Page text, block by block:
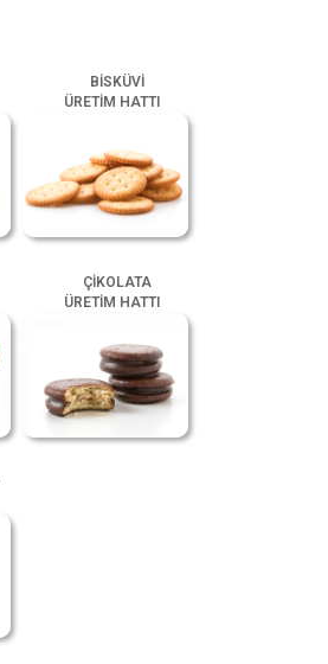
BİSKÜVİ
ÜRETİM HATTI
ÇİKOLATA
ÜRETİM HATTI